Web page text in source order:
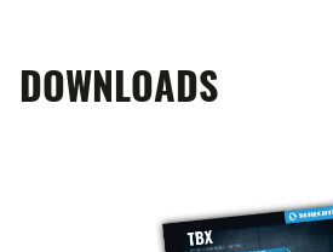
DOWNLOADS